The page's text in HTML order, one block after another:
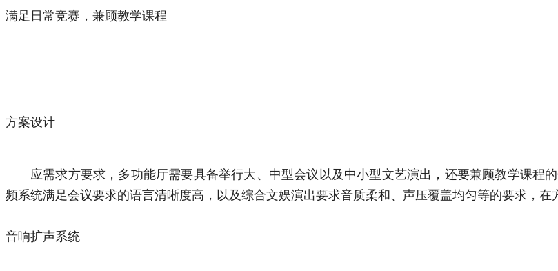
满足日常竞赛，兼顾教学课程
方案设计
应需求方要求，多功能厅需要具备举行大、中型会议以及中小型文艺演出，还要兼顾教学课程
频系统满足会议要求的语言清晰度高，以及综合文娱演出要求音质柔和、声压覆盖均匀等的要求，在
音响扩声系统